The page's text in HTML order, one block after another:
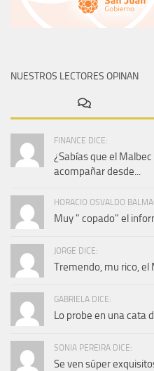
NUESTROS LECTORES OPINAN
FINANCE DICE:
¿Sabías que el
acompañar desde...
HORACIO OSVALDO
Muy " copado" el
JORGE DICE:
Tremendo, mu rico, el
GABRIELA DICE:
Lo probe en una cata
SONIA PEREIRA DICE:
Se ven súper